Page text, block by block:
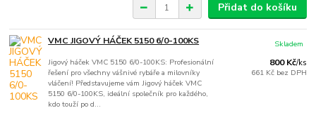
Přidat do košíku
VMC JIGOVÝ HÁČEK 5150 6/0-100KS
Jigový háček VMC 5150 6/0-100KS: Profesionální
řešení pro všechny vášnivé rybáře a milovníky
vláčení! Představujeme vám Jigový háček VMC
5150 6/0-100KS, ideální společník pro každého,
kdo touží po d...
800 Kč/ks
661 Kč bez DPH
Skladem